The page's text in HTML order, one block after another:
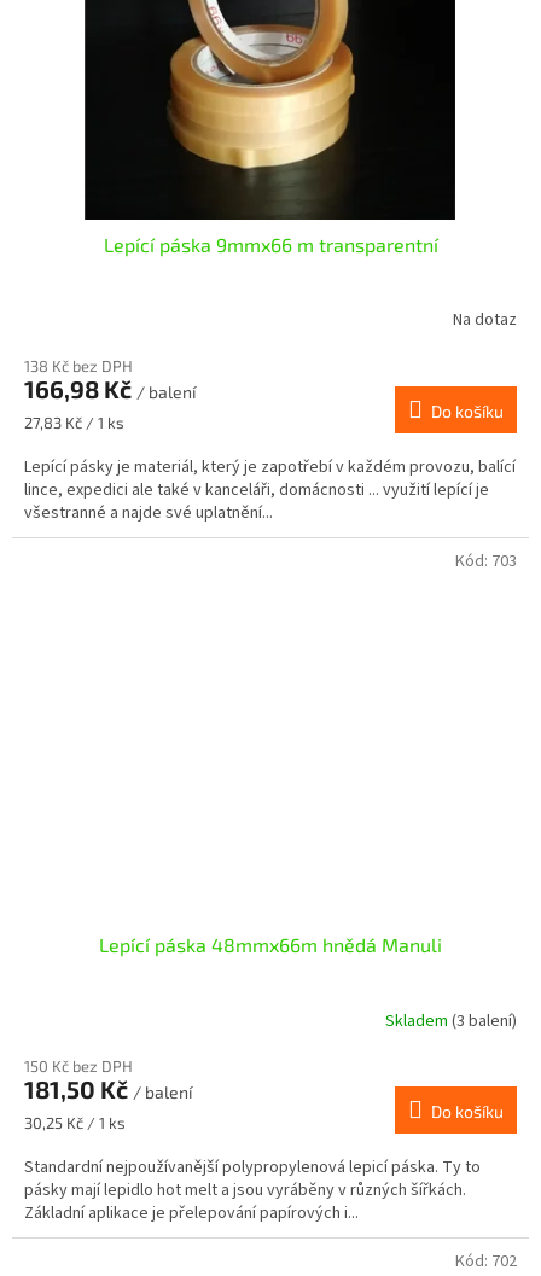
Lepící páska 9mmx66 m transparentní
Na dotaz
138 Kč bez DPH
166,98 Kč / balení
Měrná
27,83 Kč / 1 ks
Do košíku
Lepící pásky je materiál, který je zapotřebí v každém provozu, balící
lince, expedici ale také v kanceláři, domácnosti ... využití lepící je
všestranné a najde své uplatnění...
Lepící páska 48mmx66m hnědá Manuli
Skladem (3 balení)
150 Kč bez DPH
181,50 Kč / balení
Měrná
30,25 Kč / 1 ks
Do košíku
Standardní nejpoužívanější polypropylenová lepicí páska. Ty to
pásky mají lepidlo hot melt a jsou vyráběny v různých šířkách.
Základní aplikace je přelepování papírových i...
Kód: 703
Kód: 702